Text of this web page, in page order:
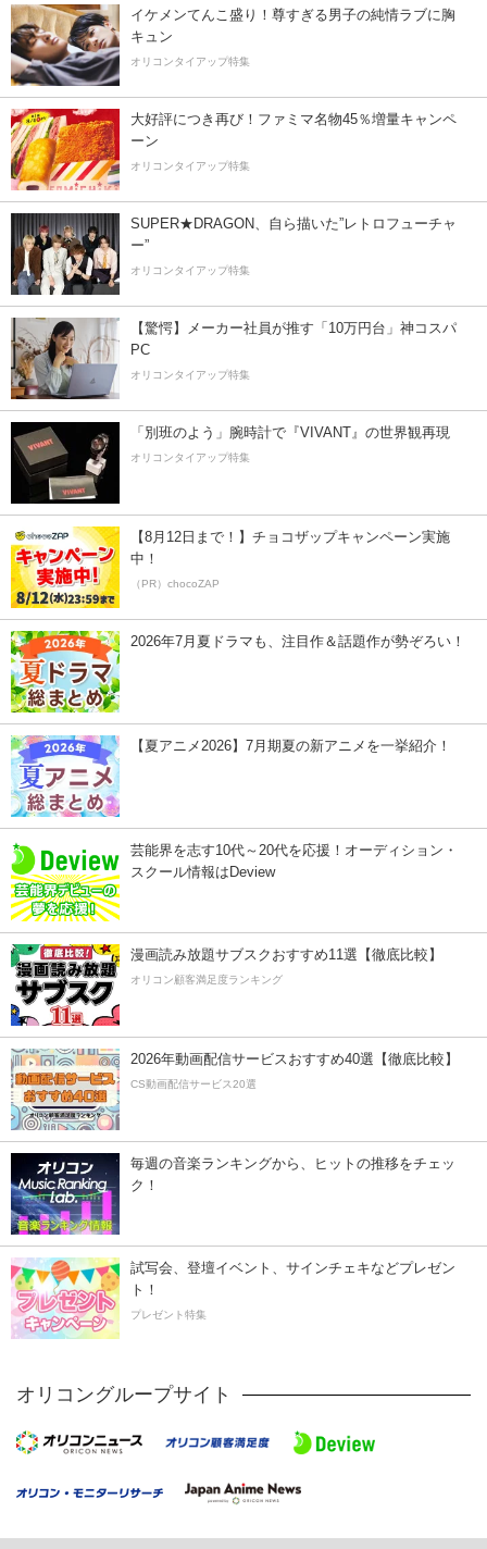
イケメンてんこ盛り！尊すぎる男子の純情ラブに胸
キュン
オリコンタイアップ特集
大好評につき再び！ファミマ名物45％増量キャンペ
ーン
オリコンタイアップ特集
SUPER★DRAGON、自ら描いた”レトロフューチャ
ー”
オリコンタイアップ特集
【驚愕】メーカー社員が推す「10万円台」神コスパ
PC
オリコンタイアップ特集
「別班のよう」腕時計で『VIVANT』の世界観再現
オリコンタイアップ特集
【8月12日まで！】チョコザップキャンペーン実施
中！
（PR）chocoZAP
2026年7月夏ドラマも、注目作＆話題作が勢ぞろい！
【夏アニメ2026】7月期夏の新アニメを一挙紹介！
芸能界を志す10代～20代を応援！オーディション・
スクール情報はDeview
漫画読み放題サブスクおすすめ11選【徹底比較】
オリコン顧客満足度ランキング
2026年動画配信サービスおすすめ40選【徹底比較】
CS動画配信サービス20選
毎週の音楽ランキングから、ヒットの推移をチェッ
ク！
試写会、登壇イベント、サインチェキなどプレゼン
ト！
プレゼント特集
オリコングループサイト